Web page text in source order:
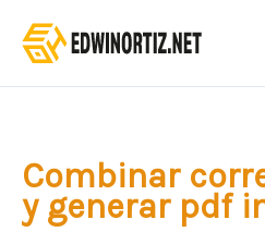
Combinar
y generar pdf